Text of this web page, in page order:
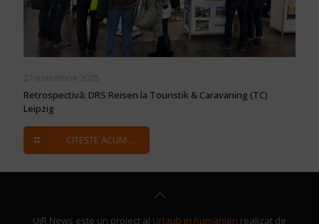
27 noiembrie 2025
Retrospectivă: DRS Reisen la Touristik & Caravaning (TC)
Leipzig
CITEȘTE ACUM ...
UiR News este un proiect al Urlaub in Rumänien realizat de